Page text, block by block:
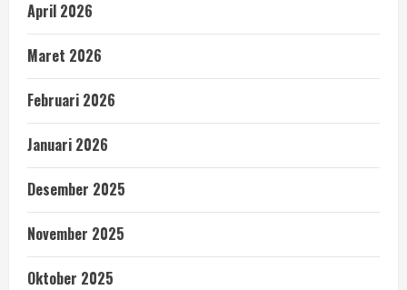
April 2026
Maret 2026
Februari 2026
Januari 2026
Desember 2025
November 2025
Oktober 2025